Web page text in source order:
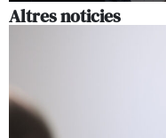
Altres noticies